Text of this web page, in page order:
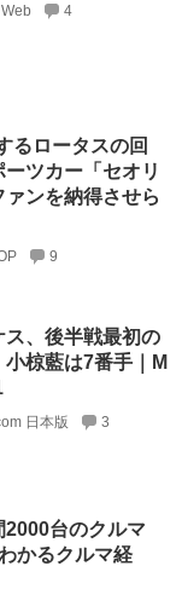
4
るロータスの回
ツカー「セオリ
ンを納得させら
9
、後半戦最初の
椋藍は7番手｜M
日本版 3
2000台のクルマ
かるクルマ経